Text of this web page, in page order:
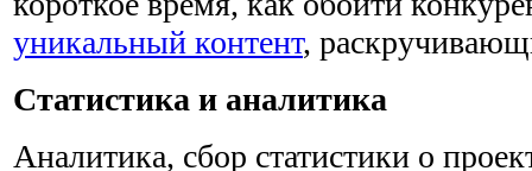
уникальный контент,
Статистика и аналитика
Аналитика, сбор статистики о